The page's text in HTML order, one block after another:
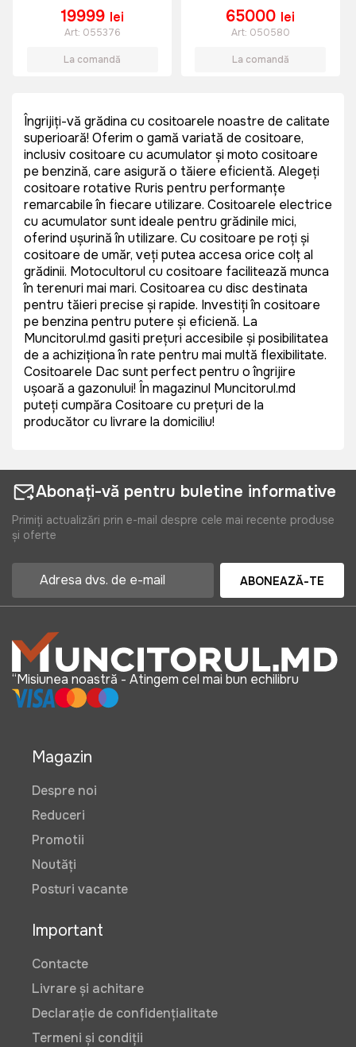
19999 lei
Art: 055376
La comandă
65000 lei
Art: 050580
La comandă
Îngrijiți-vă grădina cu cositoarele noastre de calitate
superioară! Oferim o gamă variată de cositoare,
inclusiv cositoare cu acumulator și moto cositoare
pe benzină, care asigură o tăiere eficientă. Alegeți
cositoare rotative Ruris pentru performanțe
remarcabile în fiecare utilizare. Cositoarele electrice
cu acumulator sunt ideale pentru grădinile mici,
oferind ușurință în utilizare. Cu cositoare pe roți și
cositoare de umăr, veți putea accesa orice colț al
grădinii. Motocultorul cu cositoare facilitează munca
în terenuri mai mari. Cositoarea cu disc destinata
pentru tăieri precise și rapide. Investiți în cositoare
pe benzina pentru putere și eficiență. La
Muncitorul.md gasiti prețuri accesibile și posibilitatea
de a achiziționa în rate pentru mai multă flexibilitate.
Cositoarele Dac sunt perfect pentru o îngrijire
ușoară a gazonului! În magazinul Muncitorul.md
puteți cumpăra Cositoare cu prețuri de la
producător cu livrare la domiciliu!
Abonați-vă pentru buletine informative
Primiți actualizări prin e-mail despre cele mai recente produse
și oferte
ABONEAZĂ-TE
“Misiunea noastră - Atingem cel mai bun echilibru
Magazin
Despre noi
Reduceri
Promotii
Noutăți
Posturi vacante
Important
Contacte
Livrare și achitare
Declarație de confidențialitate
Termeni și condiții